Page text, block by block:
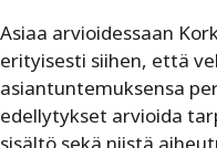
Asiaa arvioidessaan
erityisesti siihen, että
asiantuntemuksensa
edellytykset arvioida